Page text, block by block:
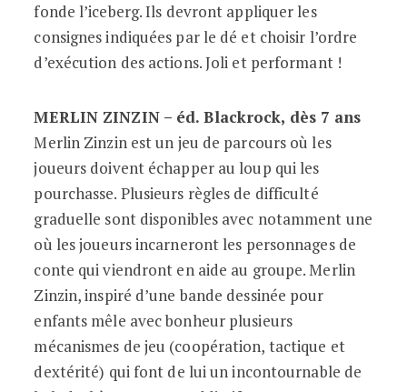
fonde l’iceberg. Ils devront appliquer les
consignes indiquées par le dé et choisir l’ordre
d’exécution des actions. Joli et performant !
MERLIN ZINZIN – éd. Blackrock, dès 7 ans
Merlin Zinzin est un jeu de parcours où les
joueurs doivent échapper au loup qui les
pourchasse. Plusieurs règles de difficulté
graduelle sont disponibles avec notamment une
où les joueurs incarneront les personnages de
conte qui viendront en aide au groupe. Merlin
Zinzin, inspiré d’une bande dessinée pour
enfants mêle avec bonheur plusieurs
mécanismes de jeu (coopération, tactique et
dextérité) qui font de lui un incontournable de